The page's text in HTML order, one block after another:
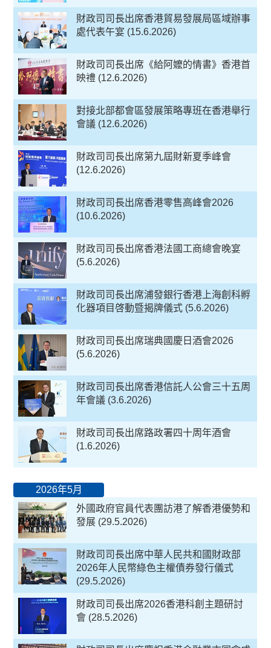
財政司司長出席香港貿易發展局區域辦事
處代表午宴 (15.6.2026)
財政司司長出席《給阿嬤的情書》香港首
映禮 (12.6.2026)
對接北部都會區發展策略專班在香港舉行
會議 (12.6.2026)
財政司司長出席第九屆財新夏季峰會
(12.6.2026)
財政司司長出席香港零售高峰會2026
(10.6.2026)
財政司司長出席香港法國工商總會晚宴
(5.6.2026)
財政司司長出席浦發銀行香港上海創科孵
化器項目啓動暨揭牌儀式 (5.6.2026)
財政司司長出席瑞典國慶日酒會2026
(5.6.2026)
財政司司長出席香港信託人公會三十五周
年會議 (3.6.2026)
財政司司長出席路政署四十周年酒會
(1.6.2026)
2026年5月
外國政府官員代表團訪港了解香港優勢和
發展 (29.5.2026)
財政司司長出席中華人民共和國財政部
2026年人民幣綠色主權債券發行儀式
(29.5.2026)
財政司司長出席2026香港科創主題研討
會 (28.5.2026)